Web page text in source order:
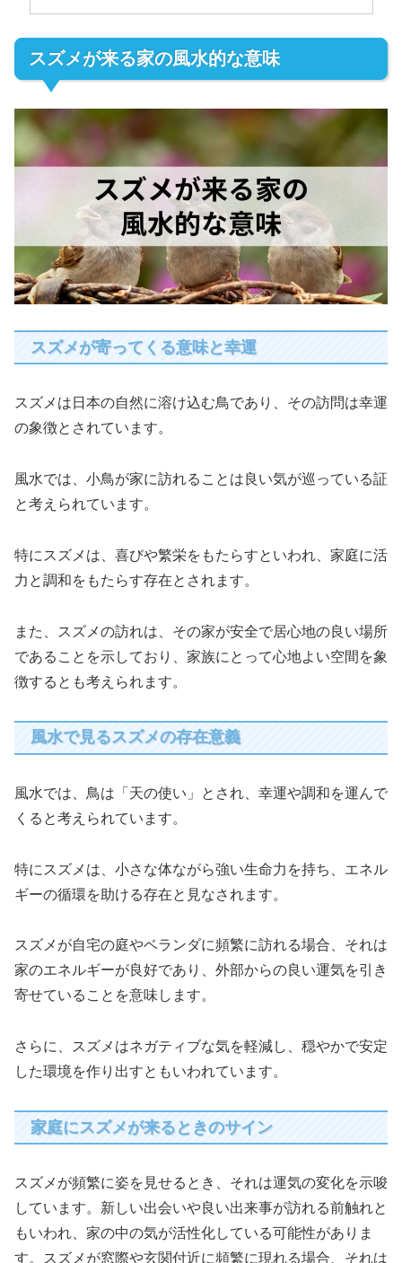
スズメが来る家の風水的な意味
スズメが寄ってくる意味と幸運
スズメは日本の自然に溶け込む鳥であり、その訪問は幸運
の象徴とされています。
風水では、小鳥が家に訪れることは良い気が巡っている証
と考えられています。
特にスズメは、喜びや繁栄をもたらすといわれ、家庭に活
力と調和をもたらす存在とされます。
また、スズメの訪れは、その家が安全で居心地の良い場所
であることを示しており、家族にとって心地よい空間を象
徴するとも考えられます。
風水で見るスズメの存在意義
風水では、鳥は「天の使い」とされ、幸運や調和を運んで
くると考えられています。
特にスズメは、小さな体ながら強い生命力を持ち、エネル
ギーの循環を助ける存在と見なされます。
スズメが自宅の庭やベランダに頻繁に訪れる場合、それは
家のエネルギーが良好であり、外部からの良い運気を引き
寄せていることを意味します。
さらに、スズメはネガティブな気を軽減し、穏やかで安定
した環境を作り出すともいわれています。
家庭にスズメが来るときのサイン
スズメが頻繁に姿を見せるとき、それは運気の変化を示唆
しています。新しい出会いや良い出来事が訪れる前触れと
もいわれ、家の中の気が活性化している可能性がありま
す。スズメが窓際や玄関付近に頻繁に現れる場合、それは